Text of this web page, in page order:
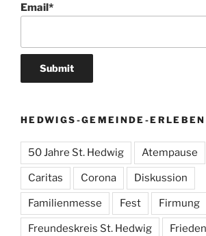
Email*
HEDWIGS-GEMEINDE-ERLEBEN
50 Jahre St. Hedwig Atempause
Caritas Corona Diskussion
Familienmesse Fest Firmung
Freundeskreis St. Hedwig